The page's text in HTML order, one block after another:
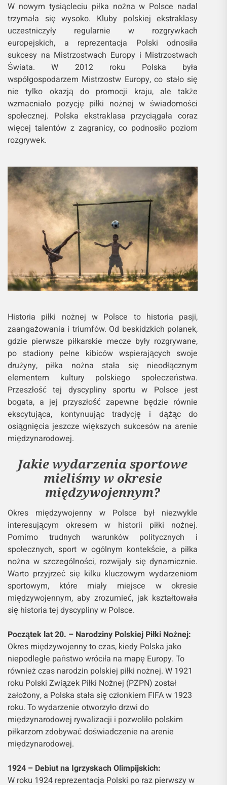
W nowym tysiącleciu piłka nożna w Polsce nadal
trzymała się wysoko. Kluby polskiej ekstraklasy
uczestniczyły regularnie w rozgrywkach
europejskich, a reprezentacja Polski odnosiła
sukcesy na Mistrzostwach Europy i Mistrzostwach
Świata. W 2012 roku Polska była
współgospodarzem Mistrzostw Europy, co stało się
nie tylko okazją do promocji kraju, ale także
wzmacniało pozycję piłki nożnej w świadomości
społecznej. Polska ekstraklasa przyciągała coraz
więcej talentów z zagranicy, co podnosiło poziom
rozgrywek.
Historia piłki nożnej w Polsce to historia pasji,
zaangażowania i triumfów. Od beskidzkich polanek,
gdzie pierwsze piłkarskie mecze były rozgrywane,
po stadiony pełne kibiców wspierających swoje
drużyny, piłka nożna stała się nieodłącznym
elementem kultury polskiego społeczeństwa.
Przeszłość tej dyscypliny sportu w Polsce jest
bogata, a jej przyszłość zapewne będzie równie
ekscytująca, kontynuując tradycję i dążąc do
osiągnięcia jeszcze większych sukcesów na arenie
międzynarodowej.
Jakie wydarzenia sportowe
mieliśmy w okresie
międzywojennym?
Okres międzywojenny w Polsce był niezwykle
interesującym okresem w historii piłki nożnej.
Pomimo trudnych warunków politycznych i
społecznych, sport w ogólnym kontekście, a piłka
nożna w szczególności, rozwijały się dynamicznie.
Warto przyjrzeć się kilku kluczowym wydarzeniom
sportowym, które miały miejsce w okresie
międzywojennym, aby zrozumieć, jak kształtowała
się historia tej dyscypliny w Polsce.
Początek lat 20. – Narodziny Polskiej Piłki Nożnej:
Okres międzywojenny to czas, kiedy Polska jako
niepodległe państwo wróciła na mapę Europy. To
również czas narodzin polskiej piłki nożnej. W 1921
roku Polski Związek Piłki Nożnej (PZPN) został
założony, a Polska stała się członkiem FIFA w 1923
roku. To wydarzenie otworzyło drzwi do
międzynarodowej rywalizacji i pozwoliło polskim
piłkarzom zdobywać doświadczenie na arenie
międzynarodowej.
1924 – Debiut na Igrzyskach Olimpijskich:
W roku 1924 reprezentacja Polski po raz pierwszy w